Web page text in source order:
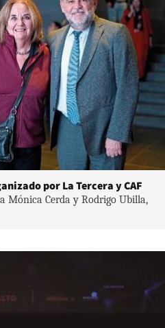
por La Tercera y CAF
Mónica Cerda y Rodrigo Ubilla,